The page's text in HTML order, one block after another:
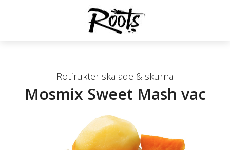
Rotfrukter skalade & skurna
Mosmix Sweet Mash vac